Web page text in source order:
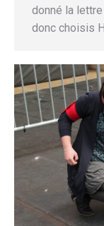
donné la
donc choisis